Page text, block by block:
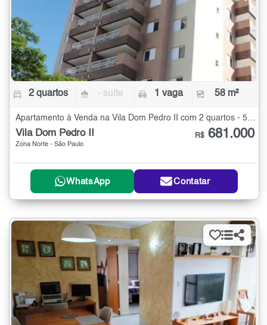
2 quartos - suíte 1 vaga 58 m²
Apartamento à Venda na Vila Dom Pedro II com 2 quartos - 58 m²
Vila Dom Pedro II
Zona Norte - São Paulo
R$ 681.000
WhatsApp Contatar